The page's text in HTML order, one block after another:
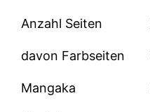
Anzahl Seiten
davon Farbseiten
Mangaka